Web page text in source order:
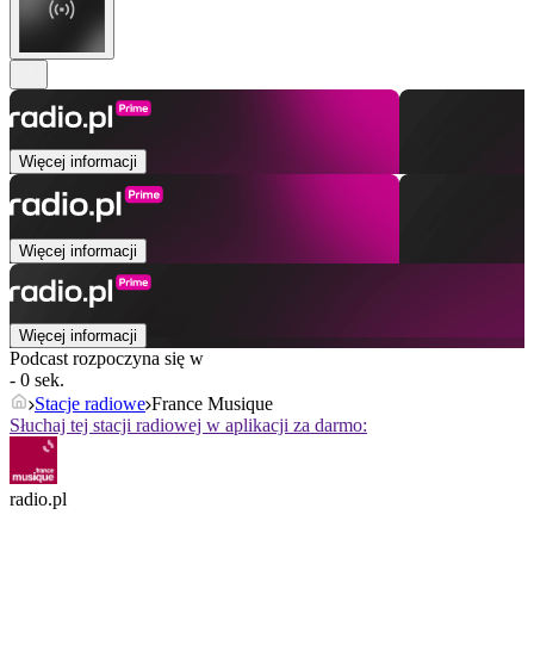
Więcej informacji
Więcej informacji
Więcej informacji
Podcast rozpoczyna się w
- 0 sek.
Stacje radiowe France Musique
Słuchaj tej stacji radiowej w aplikacji za darmo:
radio.pl